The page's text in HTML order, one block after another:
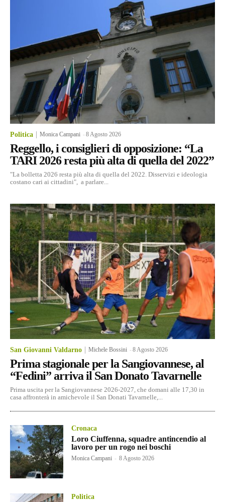
Politica Monica Campani -8 Agosto 2026
Reggello, i consiglieri di opposizione: “La
TARI 2026 resta più alta di quella del 2022”
"La bolletta 2026 resta più alta di quella del 2022. Disservizi e ideologia
costano cari ai cittadini", a parlare...
San Giovanni Valdarno Michele Bossini -8 Agosto 2026
Prima stagionale per la Sangiovannese, al
“Fedini” arriva il San Donato Tavarnelle
Prima uscita per la Sangiovannese 2026-2027, che domani alle 17,30 in
casa affronterà in amichevole il San Donati Tavarnelle,...
Cronaca
Loro Ciuffenna, squadre antincendio al
lavoro per un rogo nei boschi
Monica Campani - 8 Agosto 2026
Politica